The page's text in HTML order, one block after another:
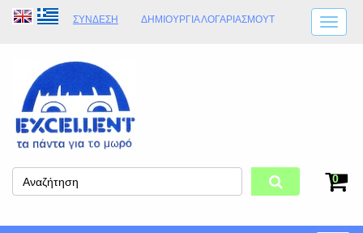
ΣΎΝΔΕΣΗ ΔΗΜΙΟΥΡΓΊΑ ΛΟΓΑΡΙΑΣΜΟΎT
ΩΡΆΡΙΟ ΚΑΤΑΣΤΉΜΑΤΟΣ
ΦΥΣΙΚΌ ΚΑΤΆΣΤΗΜΑ
0